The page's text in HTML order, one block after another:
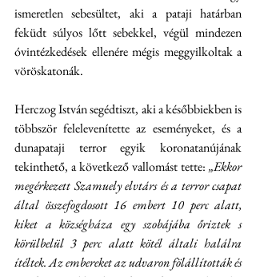
ismeretlen sebesültet, aki a pataji határban
feküdt súlyos lőtt sebekkel, végül mindezen
óvintézkedések ellenére mégis meggyilkoltak a
vöröskatonák.
Herczog István segédtiszt, aki a későbbiekben is
többször felelevenítette az eseményeket, és a
dunapataji terror egyik koronatanújának
tekinthető, a következő vallomást tette: „Ekkor
megérkezett Szamuely elvtárs és a terror csapat
által összefogdosott 16 embert 10 perc alatt,
kiket a községháza egy szobájába őriztek s
körülbelül 3 perc alatt kötél általi halálra
ítéltek. Az embereket az udvaron fölállították és